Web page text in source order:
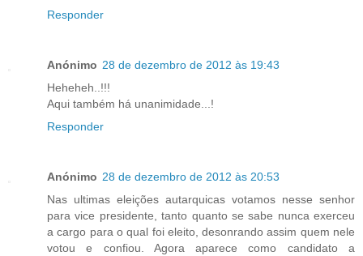
Responder
Anónimo 28 de dezembro de 2012 às 19:43
Heheheh..!!!
Aqui também há unanimidade...!
Responder
Anónimo 28 de dezembro de 2012 às 20:53
Nas ultimas eleições autarquicas votamos nesse senhor
para vice presidente, tanto quanto se sabe nunca exerceu
a cargo para o qual foi eleito, desonrando assim quem nele
votou e confiou. Agora aparece como candidato a